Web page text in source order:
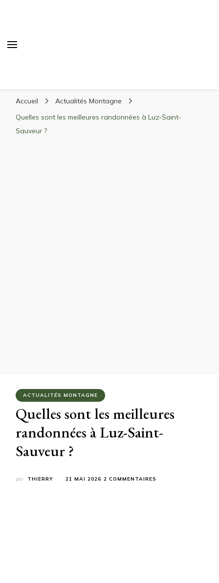
matériel, stations de ski
Accueil
Actualités Montagne
Quelles sont les meilleures randonnées à Luz-Saint-
Sauveur ?
ACTUALITÉS MONTAGNE
Quelles sont les meilleures
randonnées à Luz-Saint-
Sauveur ?
par THIERRY 21 MAI 2026 2 COMMENTAIRES